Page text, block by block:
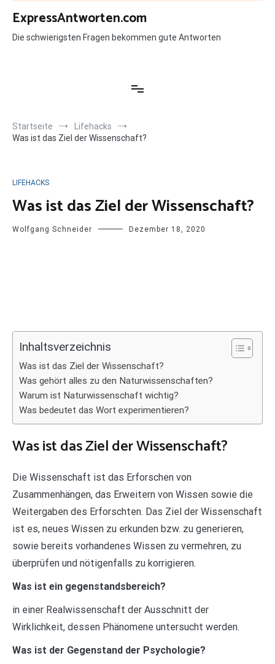
Zum
Inhalt
springen
ExpressAntworten.com
Die schwierigsten Fragen bekommen gute Antworten
Startseite
Lifehacks
Was ist das Ziel der Wissenschaft?
LIFEHACKS
Was ist das Ziel der Wissenschaft?
Wolfgang Schneider Dezember 18, 2020
Inhaltsverzeichnis
Was ist das Ziel der Wissenschaft?
Was gehört alles zu den Naturwissenschaften?
Warum ist Naturwissenschaft wichtig?
Was bedeutet das Wort experimentieren?
Was ist das Ziel der Wissenschaft?
Die Wissenschaft ist das Erforschen von
Zusammenhängen, das Erweitern von Wissen sowie die
Weitergaben des Erforschten. Das Ziel der Wissenschaft
ist es, neues Wissen zu erkunden bzw. zu generieren,
sowie bereits vorhandenes Wissen zu vermehren, zu
überprüfen und nötigenfalls zu korrigieren.
Was ist ein gegenstandsbereich?
in einer Realwissenschaft der Ausschnitt der
Wirklichkeit, dessen Phänomene untersucht werden.
Was ist der Gegenstand der Psychologie?